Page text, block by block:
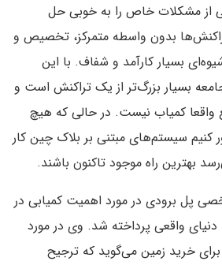
از مشکلات خاص را به خوبی حل
بدون واسطه متمرکز، تخصیص و
بسیار کارآمد و شفاف. با این
بسیار بزرگ‌تر از یک تراکنش است و
واقعا کمیاب نیست. در حالی که هیچ
کنیم سیستم‌های مبتنی بر بلاک چین کار
بهترین راه موجود تاکنون باشند.
پل برودی در مورد اهمیت کمیابی در
واقعی پرداخته شد. وی در مورد
خرید زمین می‌گوید که ترجیح